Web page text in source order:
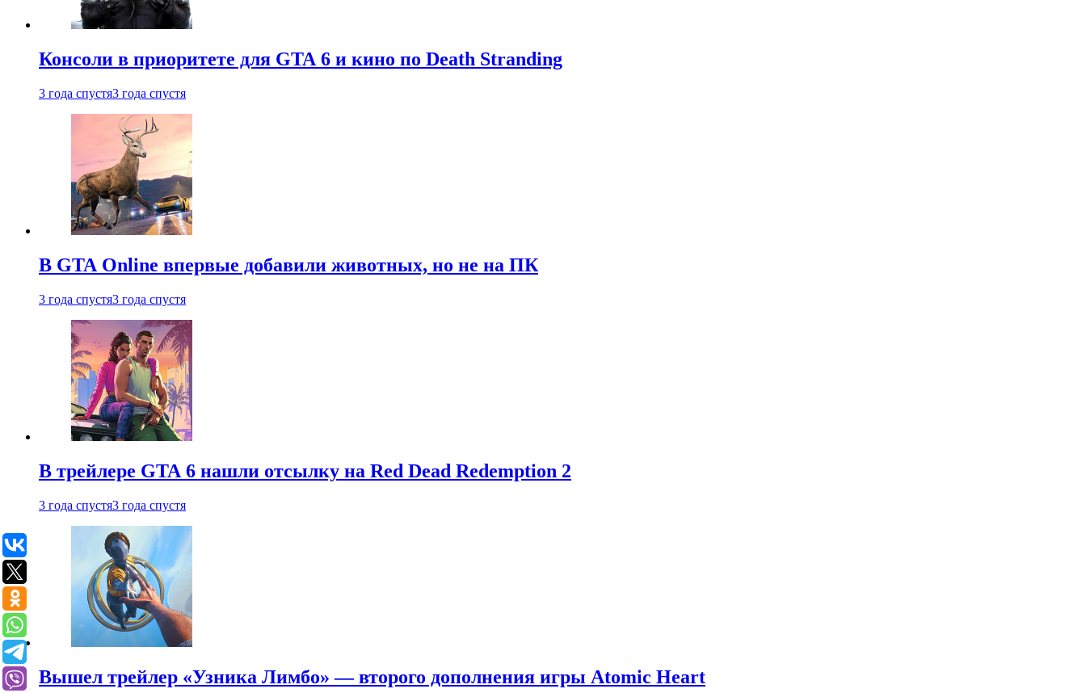
Консоли в приоритете для GTA 6 и кино по Death Stranding
3 года спустя3 года спустя
В GTA Online впервые добавили животных, но не на ПК
3 года спустя3 года спустя
В трейлере GTA 6 нашли отсылку на Red Dead Redemption 2
3 года спустя3 года спустя
Вышел трейлер «Узника Лимбо» — второго дополнения игры Atomic Heart